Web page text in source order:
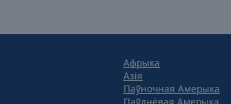
Афрыка
Азія
Паўночная Амерыка
Паўднёвая Амерыка